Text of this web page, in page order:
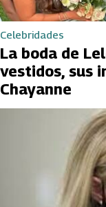
Celebridades
La boda de
vestidos, sus
Chayanne